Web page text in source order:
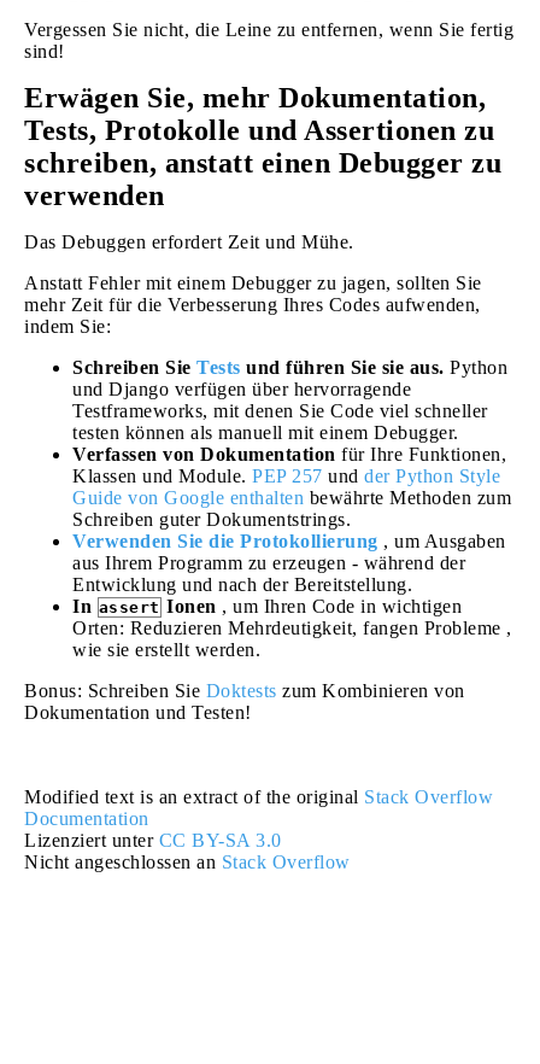
Vergessen Sie nicht, die Leine zu entfernen, wenn Sie fertig
sind!
Erwägen Sie, mehr Dokumentation,
Tests, Protokolle und Assertionen zu
schreiben, anstatt einen Debugger zu
verwenden
Das Debuggen erfordert Zeit und Mühe.
Anstatt Fehler mit einem Debugger zu jagen, sollten Sie
mehr Zeit für die Verbesserung Ihres Codes aufwenden,
indem Sie:
Schreiben Sie Tests und führen Sie sie aus. Python
und Django verfügen über hervorragende
Testframeworks, mit denen Sie Code viel schneller
testen können als manuell mit einem Debugger.
Verfassen von Dokumentation für Ihre Funktionen,
Klassen und Module. PEP 257 und der Python Style
Guide von Google enthalten bewährte Methoden zum
Schreiben guter Dokumentstrings.
Verwenden Sie die Protokollierung , um Ausgaben
aus Ihrem Programm zu erzeugen - während der
Entwicklung und nach der Bereitstellung.
In assert Ionen , um Ihren Code in wichtigen
Orten: Reduzieren Mehrdeutigkeit, fangen Probleme ,
wie sie erstellt werden.
Bonus: Schreiben Sie Doktests zum Kombinieren von
Dokumentation und Testen!
Modified text is an extract of the original Stack Overflow
Documentation
Lizenziert unter CC BY-SA 3.0
Nicht angeschlossen an Stack Overflow